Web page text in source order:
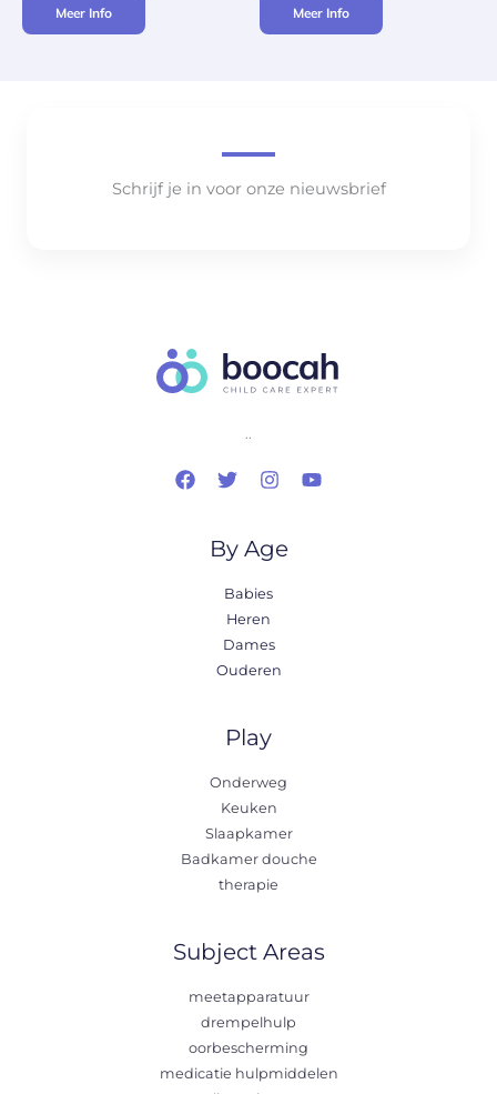
Meer Info Meer Info
Schrijf je in voor onze nieuwsbrief
..
By Age
Babies
Heren
Dames
Ouderen
Play
Onderweg
Keuken
Slaapkamer
Badkamer douche
therapie
Subject Areas
meetapparatuur
drempelhulp
oorbescherming
medicatie hulpmiddelen